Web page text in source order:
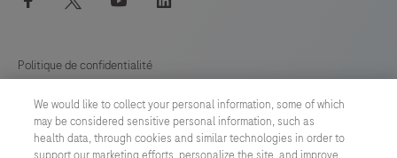
Politique de confidentialité
Préférences en matière de cookies
Conditions générales
We would like to collect your personal information, some of which
may be considered sensitive personal information, such as
health data, through cookies and similar technologies in order to